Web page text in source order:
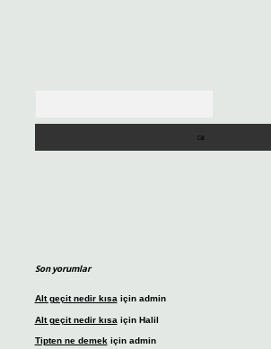
Son yorumlar
Alt geçit nedir kısa için admin
Alt geçit nedir kısa için Halil
Tipten ne demekiçin admin